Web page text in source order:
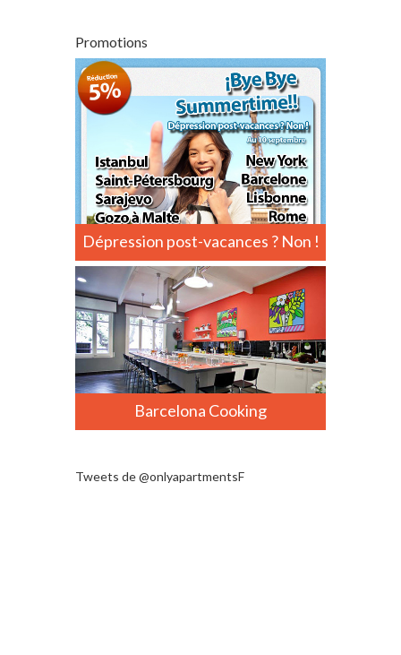
Promotions
Dépression post-vacances ? Non !
Barcelona Cooking
Tweets de @onlyapartmentsF